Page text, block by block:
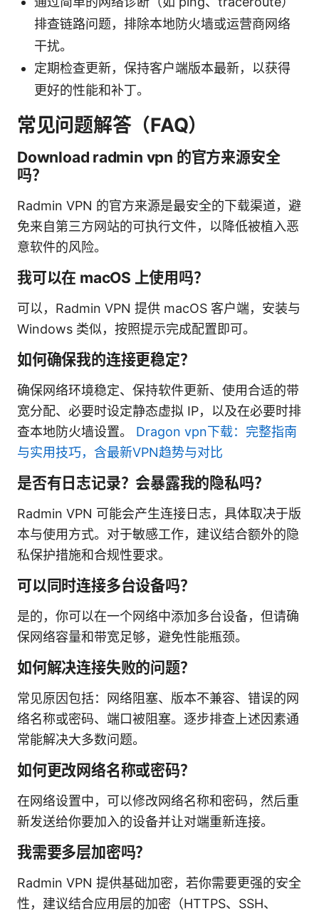
排查链路问题，排除本地防火墙或运营商网络
干扰。
定期检查更新，保持客户端版本最新，以获得
更好的性能和补丁。
常见问题解答（FAQ）
Download radmin vpn 的官方来源安全
吗？
Radmin VPN 的官方来源是最安全的下载渠道，避
免来自第三方网站的可执行文件，以降低被植入恶
意软件的风险。
我可以在 macOS 上使用吗？
可以，Radmin VPN 提供 macOS 客户端，安装与
Windows 类似，按照提示完成配置即可。
如何确保我的连接更稳定？
确保网络环境稳定、保持软件更新、使用合适的带
宽分配、必要时设定静态虚拟 IP，以及在必要时排
查本地防火墙设置。 Dragon vpn下载：完整指南
与实用技巧，含最新VPN趋势与对比
是否有日志记录？会暴露我的隐私吗？
Radmin VPN 可能会产生连接日志，具体取决于版
本与使用方式。对于敏感工作，建议结合额外的隐
私保护措施和合规性要求。
可以同时连接多台设备吗？
是的，你可以在一个网络中添加多台设备，但请确
保网络容量和带宽足够，避免性能瓶颈。
如何解决连接失败的问题？
常见原因包括：网络阻塞、版本不兼容、错误的网
络名称或密码、端口被阻塞。逐步排查上述因素通
常能解决大多数问题。
如何更改网络名称或密码？
在网络设置中，可以修改网络名称和密码，然后重
新发送给你要加入的设备并让对端重新连接。
我需要多层加密吗？
Radmin VPN 提供基础加密，若你需要更强的安全
性，建议结合应用层的加密（HTTPS、SSH、